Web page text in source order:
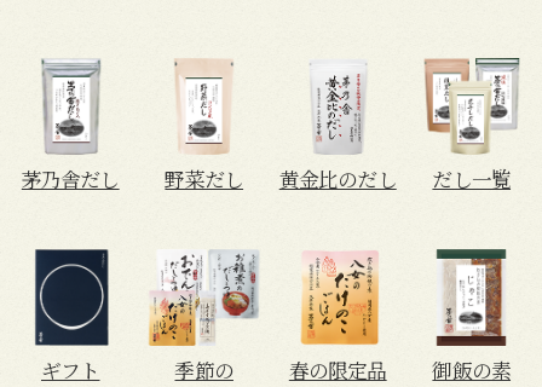
茅乃舎だし 野菜だし 黄金比のだし だし一覧
ギフト
季節の
春の限定品 御飯の素